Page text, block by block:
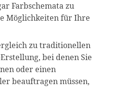
Farbschemata zu
Möglichkeiten für Ihre
zu traditionellen
bei denen Sie
oder einen
beauftragen müssen,